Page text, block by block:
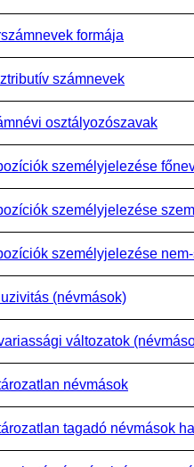
formája
számnevek
osztályozószavak
személyjelezése
személyjelezése
személyjelezése
(névmások)
változatok
névmások
tagadó névmások